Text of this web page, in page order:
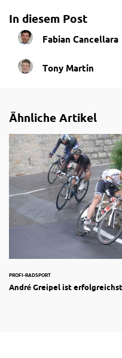
In diesem Post
Fabian Cancellara
Tony Martin
Ähnliche Artikel
PROFI-RADSPORT
André Greipel ist